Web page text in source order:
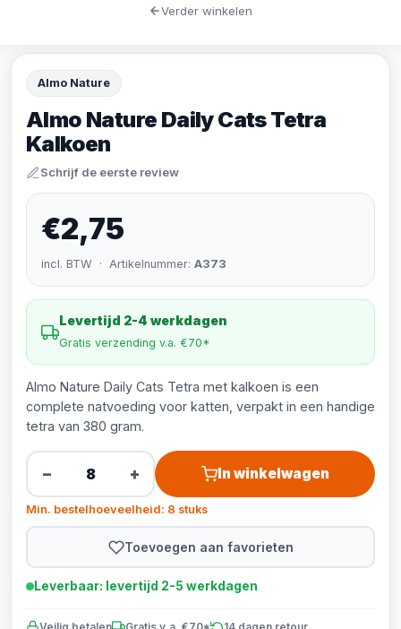
Almo Nature
Almo Nature Daily Cats Tetra
Kalkoen
Schrijf de eerste review
€2,75
incl. BTW · Artikelnummer: A373
Levertijd 2-4 werkdagen
Gratis verzending v.a. €70*
Almo Nature Daily Cats Tetra met kalkoen is een
complete natvoeding voor katten, verpakt in een handige
tetra van 380 gram.
− + In winkelwagen
Min. bestelhoeveelheid: 8 stuks
Toevoegen aan favorieten
Leverbaar: levertijd 2-5 werkdagen
Verder winkelen